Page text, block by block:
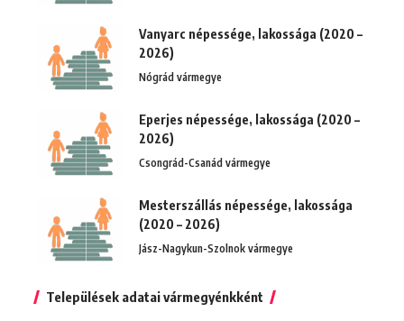
Vanyarc népessége, lakossága (2020 –
2026)
Nógrád vármegye
Eperjes népessége, lakossága (2020 –
2026)
Csongrád-Csanád vármegye
Mesterszállás népessége, lakossága
(2020 – 2026)
Jász-Nagykun-Szolnok vármegye
Települések adatai vármegyénkként